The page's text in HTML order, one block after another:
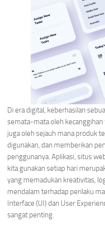
Di era digital, keberhasilan
semata-mata oleh
juga oleh sejauh mana produk
digunakan, dan memberikan
penggunanya. Aplikasi, situs
kita gunakan setiap hari
yang memadukan kreativitas,
mendalam terhadap perilaku
Interface (UI) dan User
sangat penting.